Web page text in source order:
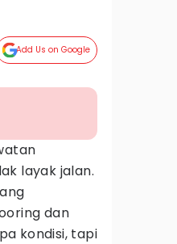
Add Us on Google
layak jalan.
dan
kondisi, tapi